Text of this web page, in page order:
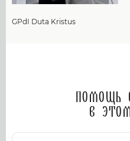
GPdI Duta Kristus
Помощь
в